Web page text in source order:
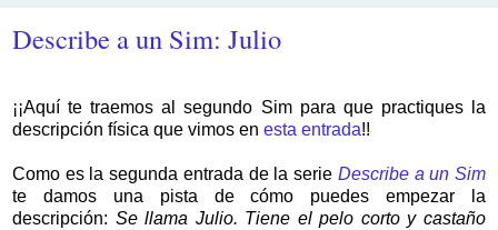
Describe a un Sim: Julio
¡¡Aquí te traemos al segundo Sim para que practiques la
descripción física que vimos en esta entrada!!
Como es la segunda entrada de la serie Describe a un Sim
te damos una pista de cómo puedes empezar la
descripción: Se llama Julio. Tiene el pelo corto y castaño